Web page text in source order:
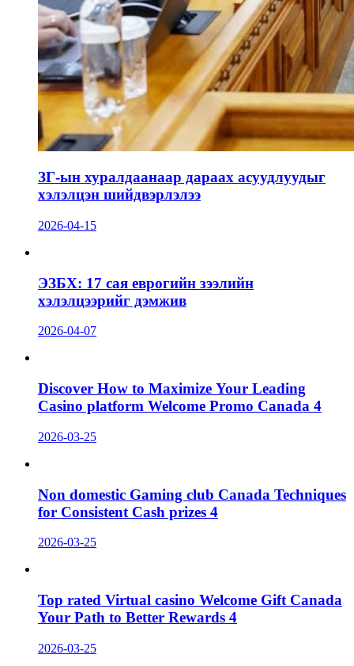
ЗГ-ын хуралдаанаар дараах асуудлуудыг
хэлэлцэн шийдвэрлэлээ
2026-04-15
ЭЗБХ: 17 сая еврогийн зээлийн
хэлэлцээрийг дэмжив
2026-04-07
Discover How to Maximize Your Leading
Casino platform Welcome Promo Canada 4
2026-03-25
Non domestic Gaming club Canada Techniques
for Consistent Cash prizes 4
2026-03-25
Top rated Virtual casino Welcome Gift Canada
Your Path to Better Rewards 4
2026-03-25